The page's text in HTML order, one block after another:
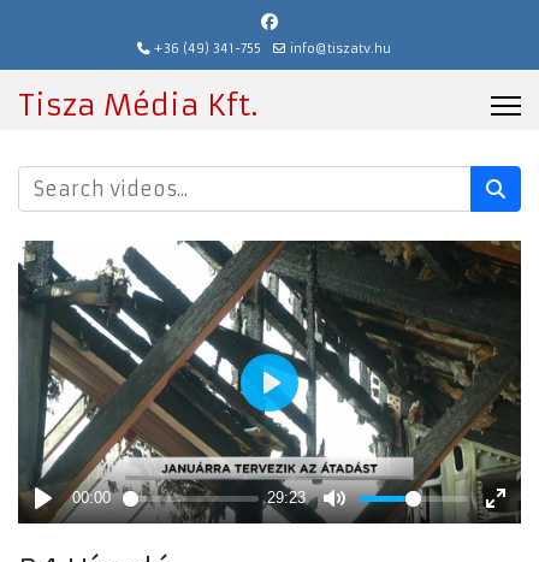
+36 (49) 341-755 info@tiszatv.hu
Tisza Média Kft.